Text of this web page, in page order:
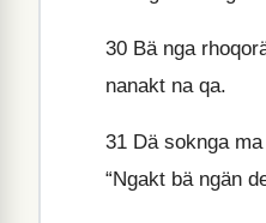
30 Bä nga
nanakt na qa.
31 Dä soknga
“Ngakt bä ngän